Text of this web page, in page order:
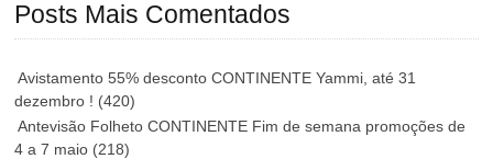
Posts Mais Comentados
Avistamento 55% desconto CONTINENTE Yammi, até 31
dezembro ! (420)
Antevisão Folheto CONTINENTE Fim de semana promoções de
4 a 7 maio (218)